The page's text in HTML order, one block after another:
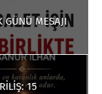
GÜNÜ MESAJI
15